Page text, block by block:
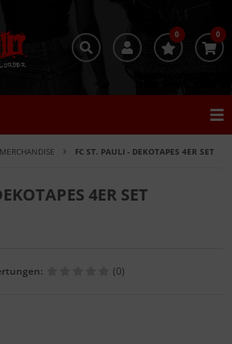
0 0
MERCHANDISE FC ST. PAULI - DEKOTAPES 4ER SET
4ER SET
(0)